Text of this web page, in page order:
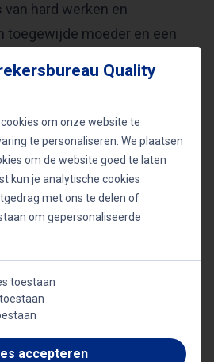
hard werken en
toegewijde moeder en een
Haar vermogen om
maakt haar een rolmodel voor
van een
naar een gerespecteerde
inspirerende spreker is een
innovatie en
Haar lezingen zijn niet
ook een testament van
Quality
om onze website te
te personaliseren. We plaatsen
om de website goed te laten
kun je analytische cookies
met ons te delen of
om gepersonaliseerde
toestaan
accepteren